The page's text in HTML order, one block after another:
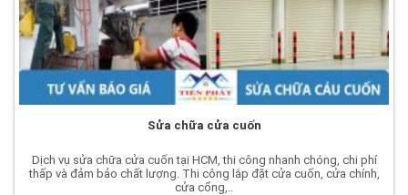
Sửa chữa cửa cuốn
Dịch vụ sửa chữa cửa cuốn tại HCM, thi công nhanh chóng, chi phí
thấp và đảm bảo chất lượng. Thi công lắp đặt cửa cuốn, cửa chính,
cửa cổng,..